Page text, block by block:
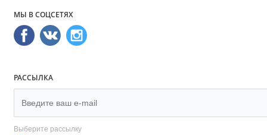
МЫ В СОЦСЕТЯХ
РАССЫЛКА
Выберите рассылку